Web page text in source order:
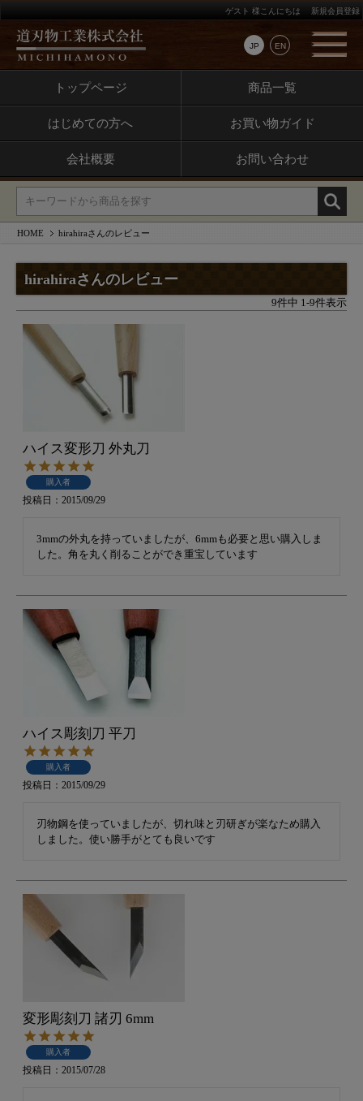
JP EN
ゲスト 様こんにちは 新規会員登録
トップページ 商品一覧
はじめての方へ お買い物ガイド
会社概要 お問い合わせ
HOME hirahiraさんのレビュー
hirahiraさんのレビュー
9件中 1 -9件表示
ハイス変形刀 外丸刀
購入者
投稿日 2015/09/29
3mmの外丸を持っていましたが、6mmも必要と思い購入しま
した。角を丸く削ることができ重宝しています
ハイス彫刻刀 平刀
購入者
投稿日 2015/09/29
刃物鋼を使っていましたが、切れ味と刃研ぎが楽なため購入
しました。使い勝手がとても良いです
変形彫刻刀 諸刃 6mm
購入者
投稿日 2015/07/28